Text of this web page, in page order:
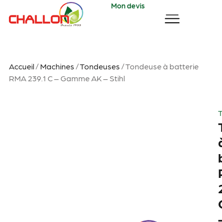
Mon devis
Accueil/ Machines /Tondeuses / Tondeuse à batterie
RMA 239.1 C – Gamme AK – Stihl